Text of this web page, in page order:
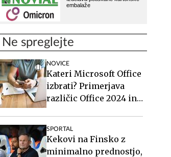
Ne spreglejte
NOVICE
Kateri Microsoft Office
izbrati? Primerjava
različic Office 2024 in
SPORTAL
Kekovi na Finsko z
minimalno prednostjo,